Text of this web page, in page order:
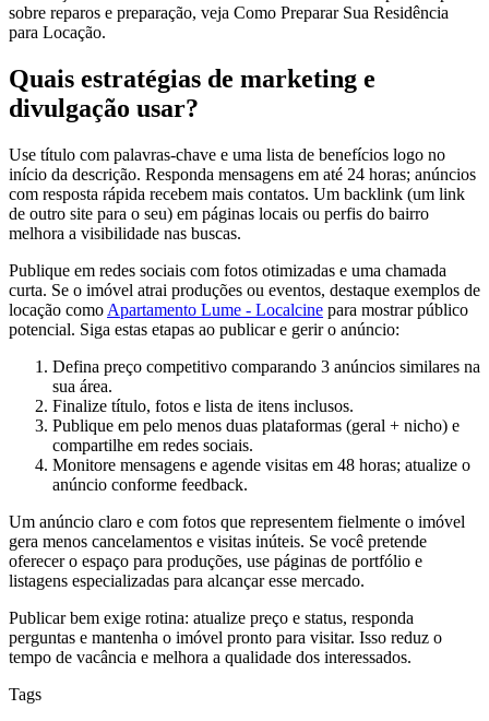
sobre reparos e preparação, veja Como Preparar Sua Residência
para Locação.
Quais estratégias de marketing e
divulgação usar?
Use título com palavras-chave e uma lista de benefícios logo no
início da descrição. Responda mensagens em até 24 horas; anúncios
com resposta rápida recebem mais contatos. Um backlink (um link
de outro site para o seu) em páginas locais ou perfis do bairro
melhora a visibilidade nas buscas.
Publique em redes sociais com fotos otimizadas e uma chamada
curta. Se o imóvel atrai produções ou eventos, destaque exemplos de
locação como Apartamento Lume - Localcine para mostrar público
potencial. Siga estas etapas ao publicar e gerir o anúncio:
Defina preço competitivo comparando 3 anúncios similares na
sua área.
Finalize título, fotos e lista de itens inclusos.
Publique em pelo menos duas plataformas (geral + nicho) e
compartilhe em redes sociais.
Monitore mensagens e agende visitas em 48 horas; atualize o
anúncio conforme feedback.
Um anúncio claro e com fotos que representem fielmente o imóvel
gera menos cancelamentos e visitas inúteis. Se você pretende
oferecer o espaço para produções, use páginas de portfólio e
listagens especializadas para alcançar esse mercado.
Publicar bem exige rotina: atualize preço e status, responda
perguntas e mantenha o imóvel pronto para visitar. Isso reduz o
tempo de vacância e melhora a qualidade dos interessados.
Tags